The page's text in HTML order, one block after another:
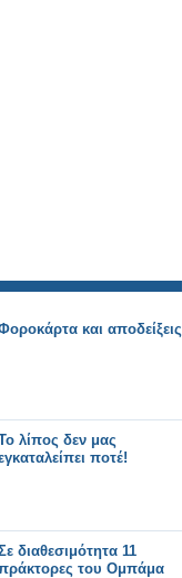
και αποδείξεις
λίπος δεν μας
ποτέ!
διαθεσιμότητα 11
του Ομπάμα